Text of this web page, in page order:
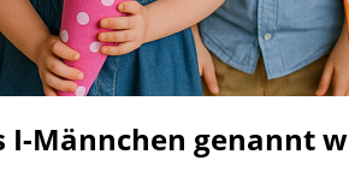
I-Männchen genannt